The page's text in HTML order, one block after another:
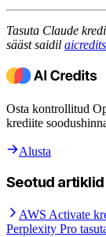
Tasuta Claude
sääst saidil
Osta kontrollitud
krediite
Alusta
Seotud artiklid
AWS Activate
Perplexity Pro